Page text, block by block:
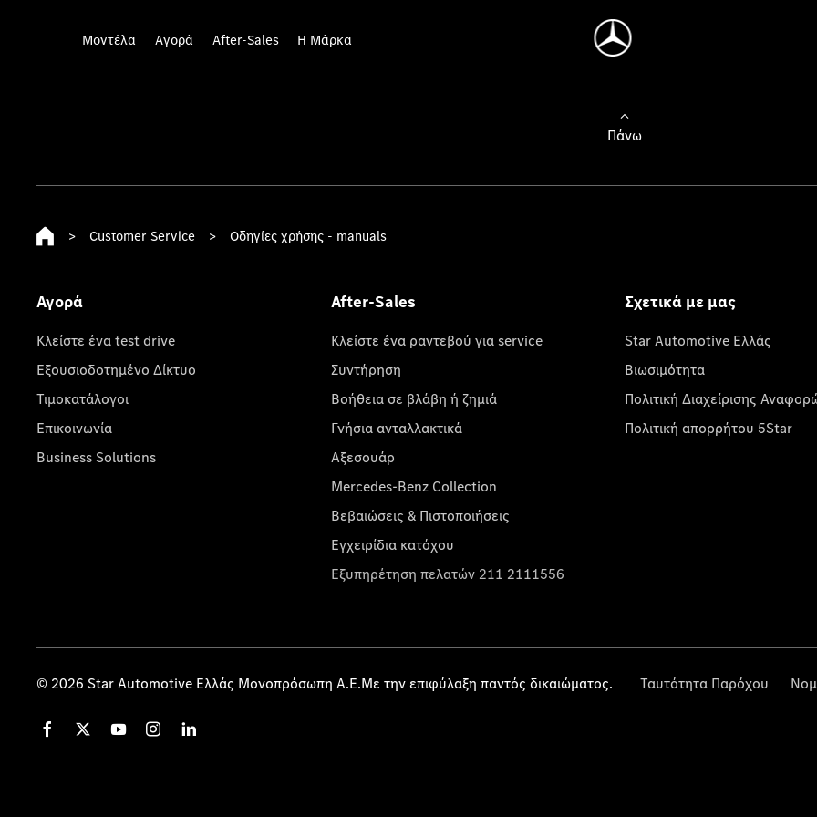
Μοντέλα Αγορά After-Sales Η Μάρκα
Πάνω
> Customer Service > Οδηγίες χρήσης - manuals
Αγορά
Κλείστε ένα test drive
Εξουσιοδοτημένο Δίκτυο
Τιμοκατάλογοι
Επικοινωνία
Business Solutions
After-Sales
Κλείστε ένα ραντεβού για service
Συντήρηση
Βοήθεια σε βλάβη ή ζημιά
Γνήσια ανταλλακτικά
Αξεσουάρ
Mercedes-Benz Collection
Βεβαιώσεις & Πιστοποιήσεις
Εγχειρίδια κατόχου
Εξυπηρέτηση πελατών 211 2111556
Σχετικά με μας
Star Automotive Ελλάς
Βιωσιμότητα
Πολιτική Διαχείρισης
Πολιτική απορρήτου 5Star
© 2026 Star Automotive Ελλάς Μονοπρόσωπη Α.Ε.Με την επιφύλαξη παντός δικαιώματος. Ταυτότητα Παρόχου